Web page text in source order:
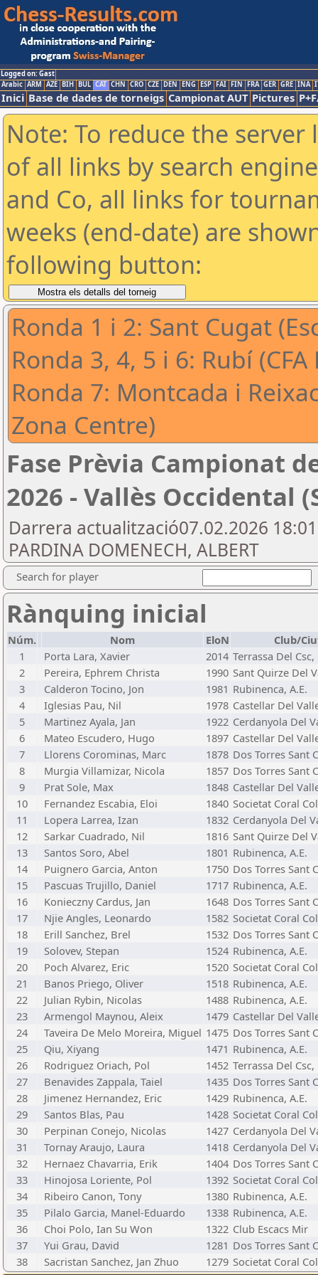
Logged on: Gast
Arabic ARM AZE BIH BUL CAT CHN CRO CZE DEN ENG ESP FAI FIN FRA GER GRE INA
Inici Base de dades de torneigs Campionat AUT Pictures
Note: To reduce the
of all links by search
and Co, all links for
weeks (end-date) are
following button:
Ronda 1 i 2: Sant Cugat
Ronda 3, 4, 5 i 6: Rubí (CFA
Ronda 7: Montcada i
Zona Centre)
Fase Prèvia Campionat
2026 - Vallès Occidental
Darrera actualització07.02.2026
PARDINA DOMENECH, ALBERT
Search for player
Rànquing inicial
Núm. Nom EloN
Club/
1
Porta Lara, Xavier 2014 Terrassa Del Csc,
2
Pereira, Ephrem Christa 1990 Sant Quirze Del
3
Calderon Tocino, Jon 1981 Rubinenca, A.E.
4
Iglesias Pau, Nil 1978 Castellar Del
5
Martinez Ayala, Jan 1922 Cerdanyola Del
6
Mateo Escudero, Hugo 1897 Castellar Del
7
Llorens Corominas, Marc 1878 Dos Torres Sant
8
Murgia Villamizar, Nicola 1857 Dos Torres Sant
9
Prat Sole, Max 1848 Castellar Del
10
Fernandez Escabia, Eloi 1840 Societat Coral
11
Lopera Larrea, Izan 1832 Cerdanyola Del
12
Sarkar Cuadrado, Nil 1816 Sant Quirze Del
13
Santos Soro, Abel 1801 Rubinenca, A.E.
14
Puignero Garcia, Anton 1750 Dos Torres Sant
15
Pascuas Trujillo, Daniel 1717 Rubinenca, A.E.
16
Konieczny Cardus, Jan 1648 Dos Torres Sant
17
Njie Angles, Leonardo 1582 Societat Coral
18
Erill Sanchez, Brel 1532 Dos Torres Sant
19
Solovev, Stepan 1524 Rubinenca, A.E.
20
Poch Alvarez, Eric 1520 Societat Coral
21
Banos Priego, Oliver 1518 Rubinenca, A.E.
22
Julian Rybin, Nicolas 1488 Rubinenca, A.E.
23
Armengol Maynou, Aleix 1479 Castellar Del
24
Taveira De Melo Moreira, Miguel 1475 Dos Torres Sant
25
Qiu, Xiyang 1471 Rubinenca, A.E.
26
Rodriguez Oriach, Pol 1452 Terrassa Del Csc,
27
Benavides Zappala, Taiel 1435 Dos Torres Sant
28
Jimenez Hernandez, Eric 1429 Rubinenca, A.E.
29
Santos Blas, Pau 1428 Societat Coral
30
Perpinan Conejo, Nicolas 1427 Cerdanyola Del
31
Tornay Araujo, Laura 1418 Cerdanyola Del
32
Hernaez Chavarria, Erik 1404 Dos Torres Sant
33
Hinojosa Loriente, Pol 1392 Societat Coral
34
Ribeiro Canon, Tony 1380 Rubinenca, A.E.
35
Pilalo Garcia, Manel-Eduardo 1338 Rubinenca, A.E.
36
Choi Polo, Ian Su Won 1322 Club Escacs Mir
37
Yui Grau, David 1281 Dos Torres Sant
38
Sacristan Sanchez, Jan Zhuo 1279 Societat Coral